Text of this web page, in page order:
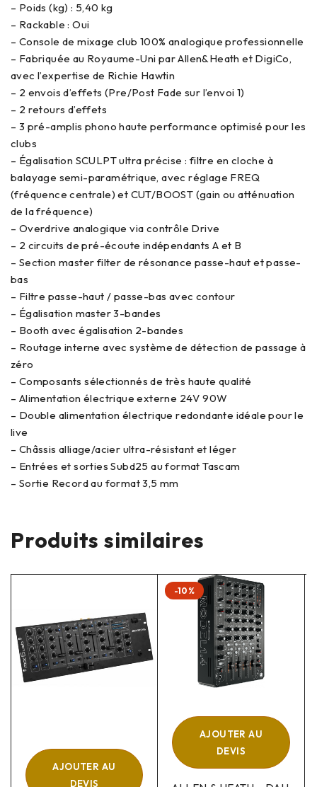
– Poids (kg) : 5,40 kg
– Rackable : Oui
– Console de mixage club 100% analogique professionnelle
– Fabriquée au Royaume-Uni par Allen&Heath et DigiCo,
avec l’expertise de Richie Hawtin
– 2 envois d’effets (Pre/Post Fade sur l’envoi 1)
– 2 retours d’effets
– 3 pré-amplis phono haute performance optimisé pour les
clubs
– Égalisation SCULPT ultra précise : filtre en cloche à
balayage semi-paramétrique, avec réglage FREQ
(fréquence centrale) et CUT/BOOST (gain ou atténuation
de la fréquence)
– Overdrive analogique via contrôle Drive
– 2 circuits de pré-écoute indépendants A et B
– Section master filter de résonance passe-haut et passe-
bas
– Filtre passe-haut / passe-bas avec contour
– Égalisation master 3-bandes
– Booth avec égalisation 2-bandes
– Routage interne avec système de détection de passage à
zéro
– Composants sélectionnés de très haute qualité
– Alimentation électrique externe 24V 90W
– Double alimentation électrique redondante idéale pour le
live
– Châssis alliage/acier ultra-résistant et léger
– Entrées et sorties Subd25 au format Tascam
– Sortie Record au format 3,5 mm
Produits similaires
AJOUTER AU
DEVIS
-10%
AJOUTER AU
DEVIS